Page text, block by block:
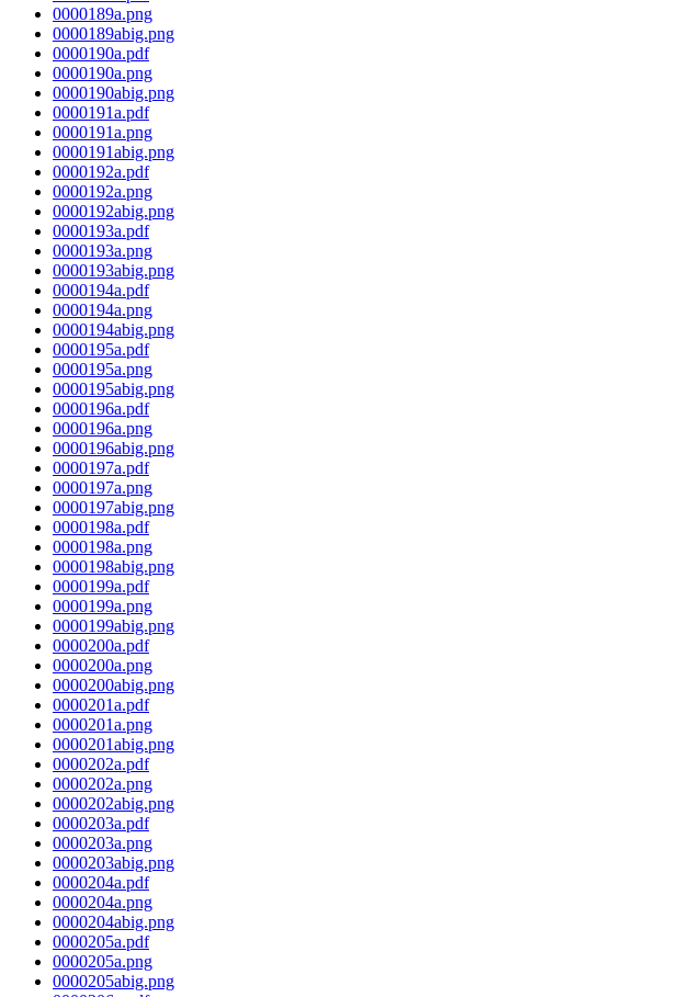
0000189a.png
0000189abig.png
0000190a.pdf
0000190a.png
0000190abig.png
0000191a.pdf
0000191a.png
0000191abig.png
0000192a.pdf
0000192a.png
0000192abig.png
0000193a.pdf
0000193a.png
0000193abig.png
0000194a.pdf
0000194a.png
0000194abig.png
0000195a.pdf
0000195a.png
0000195abig.png
0000196a.pdf
0000196a.png
0000196abig.png
0000197a.pdf
0000197a.png
0000197abig.png
0000198a.pdf
0000198a.png
0000198abig.png
0000199a.pdf
0000199a.png
0000199abig.png
0000200a.pdf
0000200a.png
0000200abig.png
0000201a.pdf
0000201a.png
0000201abig.png
0000202a.pdf
0000202a.png
0000202abig.png
0000203a.pdf
0000203a.png
0000203abig.png
0000204a.pdf
0000204a.png
0000204abig.png
0000205a.pdf
0000205a.png
0000205abig.png